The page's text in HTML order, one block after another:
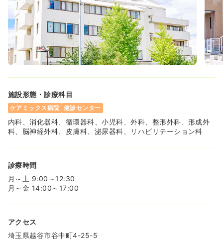
施設形態・診療科目
ケアミックス病院 健診センター
内科、消化器科、循環器科、小児科、外科、整形外科、形成外
科、脳神経外科、皮膚科、泌尿器科、リハビリテーション科
診療時間
月～土 9:00～12:30
月～金 14:00～17:00
アクセス
埼玉県越谷市谷中町4-25-5